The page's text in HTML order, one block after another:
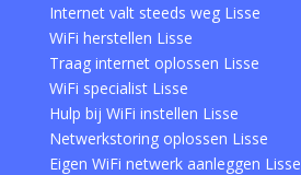
Internet valt steeds weg Lisse
WiFi herstellen Lisse
Traag internet oplossen Lisse
WiFi specialist Lisse
Hulp bij WiFi instellen Lisse
Netwerkstoring oplossen Lisse
Eigen WiFi netwerk aanleggen Lisse